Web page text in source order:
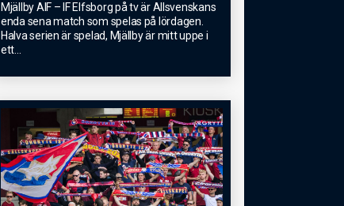
Mjällby AIF – IF Elfsborg på tv är Allsvenskans
enda sena match som spelas på lördagen.
Halva serien är spelad, Mjällby är mitt uppe i
ett...